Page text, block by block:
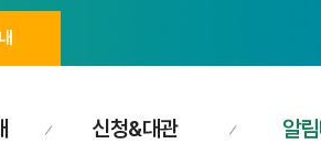
신청&대관 알